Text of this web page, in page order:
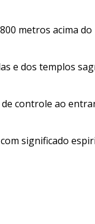
metros acima
e dos templos
controle ao
significado